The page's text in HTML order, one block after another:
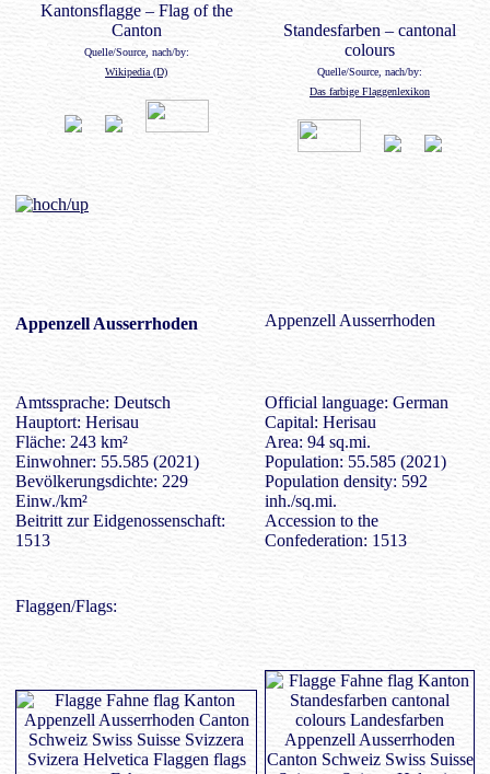
Kantonsflagge – Flag of the
Canton
Quelle/Source, nach/by:
Wikipedia (D)
Standesfarben – cantonal
colours
Quelle/Source, nach/by:
Das farbige Flaggenlexikon
Appenzell Ausserrhoden Appenzell Ausserrhoden
Amtssprache: Deutsch
Hauptort: Herisau
Fläche: 243 km²
Einwohner: 55.585 (2021)
Bevölkerungsdichte: 229
Einw./km²
Beitritt zur Eidgenossenschaft:
1513
Official language: German
Capital: Herisau
Area: 94 sq.mi.
Population: 55.585 (2021)
Population density: 592
inh./sq.mi.
Accession to the
Confederation: 1513
Flaggen/Flags: